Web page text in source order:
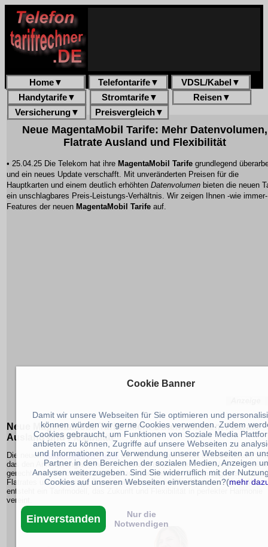
Home▼ Telefontarife▼ VDSL/Kabel ▼
Handytarife▼ Stromtarife▼ Reisen▼
Versicherung▼ Preisvergleich▼
Neue MagentaMobil Tarife: Mehr Datenvolumen,
Flatrate Ausland und Flexibilität
• 25.04.25 Die Telekom hat ihre MagentaMobil Tarife grundlegend
und ein neues Update verschafft. Mit unveränderten Preisen für die
Hauptkarten und einem deutlich erhöhten Datenvolumen bieten die neuen
ein unschlagbares Preis-Leistungs-Verhältnis. Wir zeigen Ihnen -wie
Features der neuen MagentaMobil Tarife auf.
Neue MagentaMobil Tarife: MehrDatenvolumen,Flatrate
Auslandund Flexibilität
Die neuenMagentaMobil Tarife der Telekom bieten ein umfassendes
das den Anforderungen einer sich rasant verändernden, digitalen Welt
gerecht wird. Durch das erhöhteDatenvolumen, die Einführung
Flatrates
und vielseitige Zusatzoptionen wie diePlusKarteundMultiSIM
entsteht ein Tarifmodell, das Zukunft und Flexibilität in perfekter Harmonie
vereint.
Cookie Banner
Damit wir unsere Webseiten für Sie optimieren und
können würden wir gerne Cookies verwenden. Zudem
Cookies gebraucht, um Funktionen von Soziale Media
anbieten zu können, Zugriffe auf unsere Webseiten zu
und Informationen zur Verwendung unserer Webseiten an
Partner in den Bereichen der sozialen Medien, Anzeigen
Analysen weiterzugeben. Sind Sie widerruflich mit der
Cookies auf unseren Webseiten einverstanden?(mehr
Einverstanden
Nur die
Notwendigen